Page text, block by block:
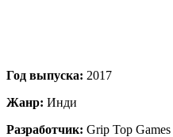
Год выпуска: 2017
Жанр: Инди
Разработчик: Grip Top Games